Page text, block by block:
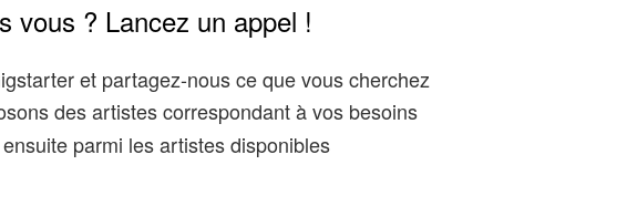
vous ? Lancez un appel !
et partagez-nous ce que vous cherchez
des artistes correspondant à vos besoins
parmi les artistes disponibles